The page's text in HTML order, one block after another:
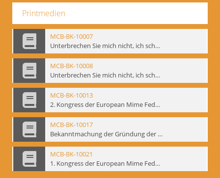
Printmedien
MCB-BK-10007
Unterbrechen Sie mich nicht, ich schweige - interne Signatur: BM-prt-215-f
MCB-BK-10008
Unterbrechen Sie mich nicht, ich schweige - interne Signatur: BM-prt-215-r
MCB-BK-10013
2. Kongress der European Mime Federation: „Rekonstruktion/Innovation“, Berlin Mai 1993 - interne Signatur: BM-prt-221
MCB-BK-10017
Bekanntmachung der Gründung der European Mime Federation - interne Signatur: BM-prt-225
MCB-BK-10021
1. Kongress der European Mime Federation, Amsterdam, September 1991 - interne Signatur: BM-prt-229